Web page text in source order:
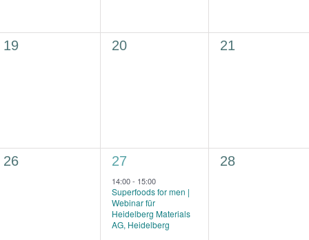
0
19
0
20
0
21
0
26
1
27
14:00- 15:00
Superfoods for men |
Webinar für
Heidelberg Materials
AG, Heidelberg
0
28